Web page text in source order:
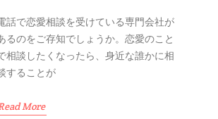
話で恋愛相談を受けている専門会社が
るのをご存知でしょうか。恋愛のこと
相談したくなったら、身近な誰かに相
することが
More